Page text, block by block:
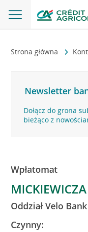
Strona główna
Newsletter
Dołącz do grona
bieżąco z
Wpłatomat
Oddział Velo Bank
Czynny: